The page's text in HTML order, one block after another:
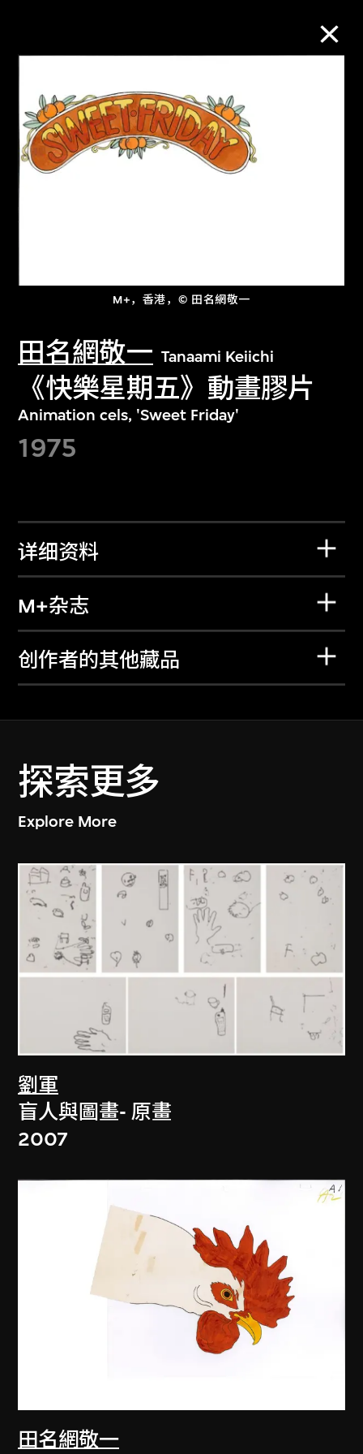
M+，香港，© 田名網敬一
田名網敬一 Tanaami Keiichi
《快樂星期五》動畫膠片
Animation cels, 'Sweet Friday'
1975
详细资料
M+杂志
创作者的其他藏品
探索更多
Explore More
劉軍
盲人與圖畫- 原畫
2007
田名網敬一
M+藏品
进一步筛选
探索世界顶级的二十及二十一世纪视觉